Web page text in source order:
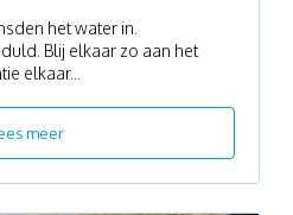
het water in.
Blij elkaar zo aan het
elkaar...
meer